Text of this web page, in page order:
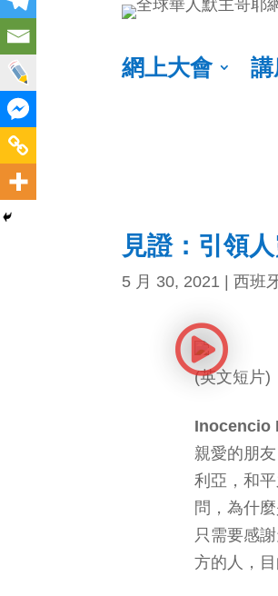
網上大會
見證：引領
5 月 30, 2021 |西班
(英文短片)
Inocencio
親愛的朋
利亞，和
問，為什
只需要感
方的人，